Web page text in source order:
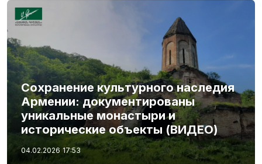
Сохранение культурного наследия
Армении: документированы
уникальные монастыри и
исторические объекты (ВИДЕО)
04.02.2026 17:53